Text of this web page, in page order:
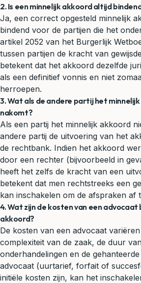
2. Is een minnelijk akkoord altijd
Ja, een correct opgesteld minnelijk
bindend voor de partijen die het
artikel 2052 van het Burgerlijk
tussen partijen de kracht van
betekent dat het akkoord dezelfde
als een definitief vonnis en niet
herroepen.
3. Wat als de andere partij het
nakomt?
Als een partij het minnelijk akkoord
andere partij de uitvoering van het
de rechtbank. Indien het akkoord
door een rechter (bijvoorbeeld in
heeft het zelfs de kracht van een
betekent dat men rechtstreeks een
kan inschakelen om de afspraken af
4. Wat zijn de kosten van een advocaat
akkoord?
De kosten van een advocaat
complexiteit van de zaak, de duur
onderhandelingen en de
advocaat (uurtarief, forfait of
initiële kosten zijn, kan het